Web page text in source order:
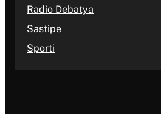
Radio Debatya
Sastipe
Sporti